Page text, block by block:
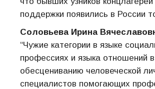
поддержки появились в России
Соловьева Ирина
“Чужие категории в языке
профессиях и языка отношений
обесцениванию человеческой
специалистов помогающих